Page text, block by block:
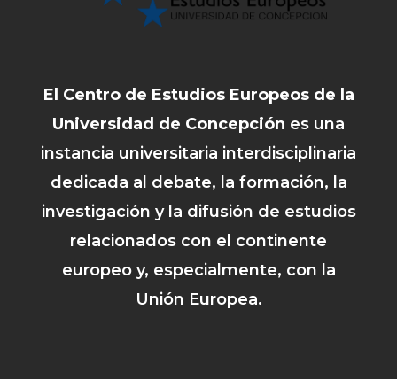
El Centro de Estudios Europeos de la
Universidad de Concepción es una
instancia universitaria interdisciplinaria
dedicada al debate, la formación, la
investigación y la difusión de estudios
relacionados con el continente
europeo y, especialmente, con la
Unión Europea.